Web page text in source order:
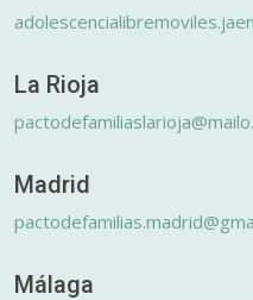
La Rioja
Madrid
Málaga